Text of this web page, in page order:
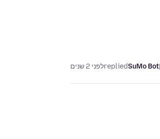
SuMo Bot
repliedלפני 2 שנים